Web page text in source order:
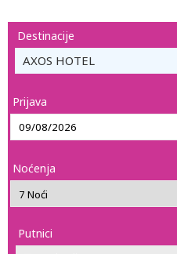
Destinacije
AXOS HOTEL
Prijava
Noćenja
Putnici